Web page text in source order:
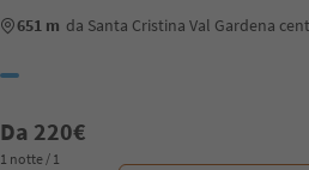
651 m da Santa Cristina Val Gardena
Da 220€
1 notte / 1